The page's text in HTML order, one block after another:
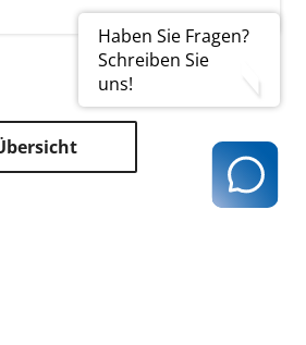
Haben Sie Fragen?
Schreiben Sie
uns!